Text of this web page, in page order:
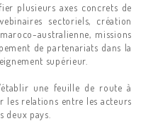
plusieurs axes concrets de
sectoriels, création
australienne, missions
de partenariats dans la
supérieur.
une feuille de route à
les relations entre les acteurs
deux pays.